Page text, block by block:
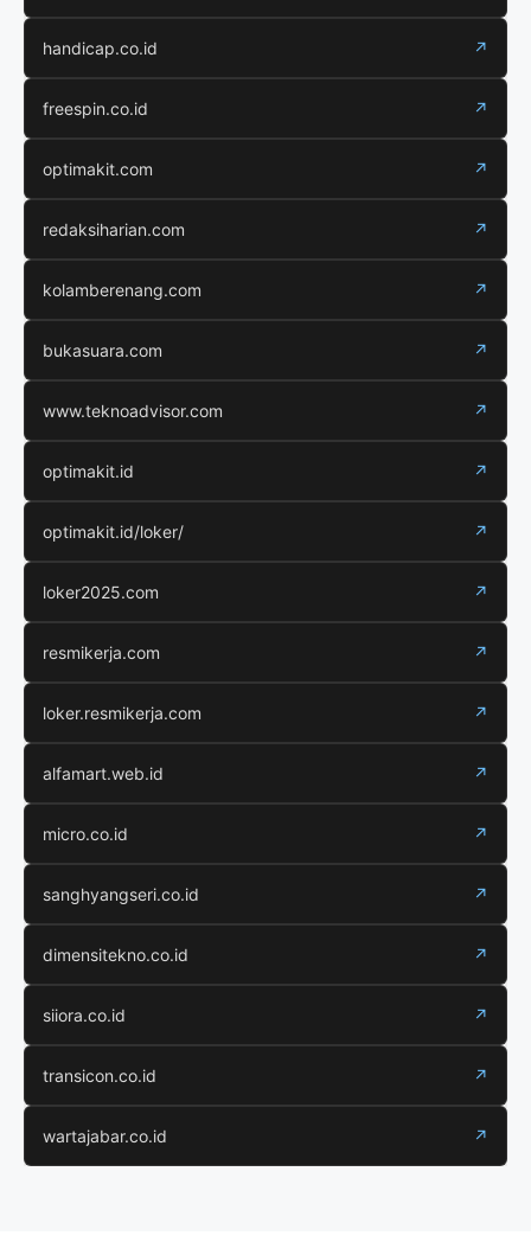
handicap.co.id ↗
freespin.co.id ↗
optimakit.com ↗
redaksiharian.com ↗
kolamberenang.com ↗
bukasuara.com ↗
www.teknoadvisor.com ↗
optimakit.id ↗
optimakit.id/loker/ ↗
loker2025.com ↗
resmikerja.com ↗
loker.resmikerja.com ↗
alfamart.web.id ↗
micro.co.id ↗
sanghyangseri.co.id ↗
dimensitekno.co.id ↗
siiora.co.id ↗
transicon.co.id ↗
wartajabar.co.id ↗